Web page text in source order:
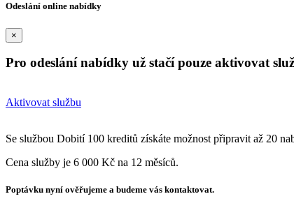
Odeslání online nabídky
×
Pro odeslání nabídky už stačí pouze aktivovat
Aktivovat službu
Se službou Dobití 100 kreditů získáte možnost připravit až 20
Cena služby je 6 000 Kč na 12 měsíců.
Poptávku nyní ověřujeme a budeme vás kontaktovat.